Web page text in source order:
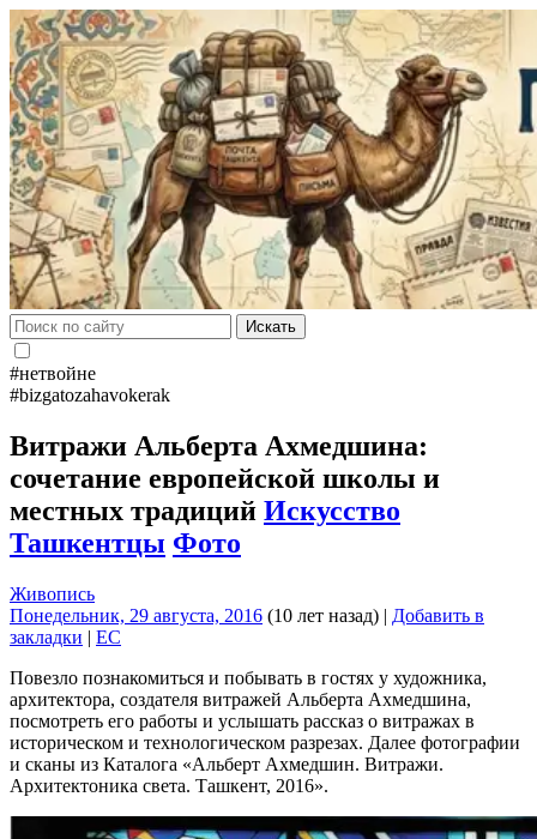
Искать
#нетвойне
#bizgatozahavokerak
Витражи Альберта Ахмедшина:
сочетание европейской школы и
местных традиций Искусство
Ташкентцы Фото
Живопись
Понедельник, 29 августа, 2016 (10 лет назад) | Добавить в
закладки | EC
Повезло познакомиться и побывать в гостях у художника,
архитектора, создателя витражей Альберта Ахмедшина,
посмотреть его работы и услышать рассказ о витражах в
историческом и технологическом разрезах. Далее фотографии
и сканы из Каталога «Альберт Ахмедшин. Витражи.
Архитектоника света. Ташкент, 2016».